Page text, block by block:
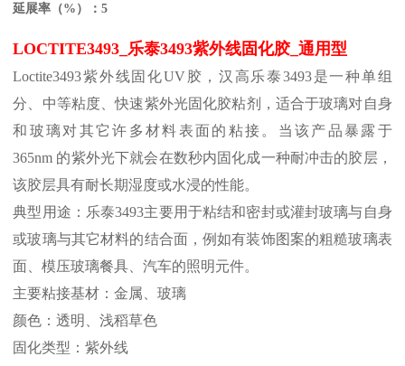
延展率（%）：5
LOCTITE3493_乐泰3493紫外线固化胶_通用型
Loctite3493紫外线固化UV胶，汉高乐泰3493是一种单组
分、中等粘度 、快速紫外光固化胶粘剂，适合于玻璃对自身
和玻璃对其它许多材料表面的粘接。当该产品暴露于
365nm 的紫外光下就会在数秒内固化成一种耐冲击的胶层，
该胶层具有耐长期湿度或水浸的性能。
典型用途：乐泰3493主要用于粘结和密封或灌封玻璃与自身
或玻璃与其它材料的结合面，例如有装饰图案的粗糙玻璃表
面、模压玻璃餐具、汽车的照明元件。
主要粘接基材：金属、玻璃
颜色：透明、浅稻草色
固化类型：紫外线